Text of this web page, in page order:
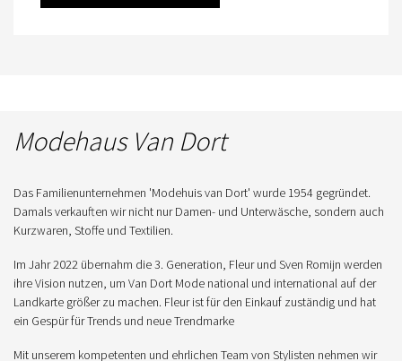
Modehaus Van Dort
Das Familienunternehmen 'Modehuis van Dort' wurde 1954 gegründet.
Damals verkauften wir nicht nur Damen- und Unterwäsche, sondern auch
Kurzwaren, Stoffe und Textilien.
Im Jahr 2022 übernahm die 3. Generation, Fleur und Sven Romijn werden
ihre Vision nutzen, um Van Dort Mode national und international auf der
Landkarte größer zu machen. Fleur ist für den Einkauf zuständig und hat
ein Gespür für Trends und neue Trendmarke
Mit unserem kompetenten und ehrlichen Team von Stylisten nehmen wir